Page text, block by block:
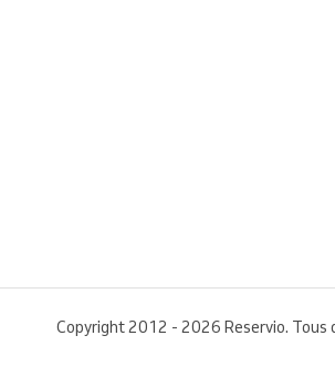
Copyright 2012 - 2026 Reservio. Tous